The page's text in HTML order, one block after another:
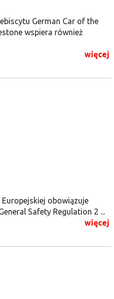
German Car of the
wspiera również
więcej
Europejskiej obowiązuje
Safety Regulation 2 ...
więcej